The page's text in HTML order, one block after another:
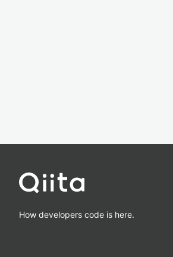
How developers code is here.